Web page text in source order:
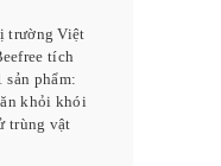
trường Việt
tích
sản phẩm:
khỏi khói
trùng vật